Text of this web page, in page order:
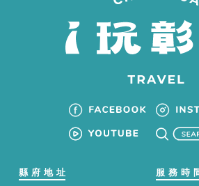
縣府地址 服務時